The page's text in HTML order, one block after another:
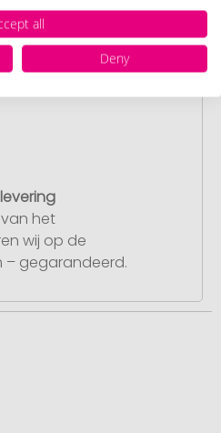
gratis
ontwerp. Zodra u
starten wij direct
het
wij op de
gegarandeerd.
all
Deny